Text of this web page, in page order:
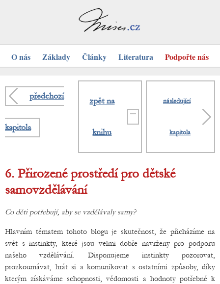
O nás Základy Články Literatura Podpořte nás
předchozí
kapitola
zpět na
knihu
následující
kapitola
6. Přirozené prostředí pro dětské
samovzdělávání
Co děti potřebují, aby se vzdělávaly samy?
Hlavním tématem tohoto blogu je skutečnost, že přicházíme na
svět s instinkty, které jsou velmi dobře navrženy pro podporu
našeho vzdělávání. Disponujeme instinkty pozorovat,
prozkoumávat, hrát si a komunikovat s ostatními způsoby, díky
kterým získáváme schopnosti, vědomosti a hodnoty potřebné k